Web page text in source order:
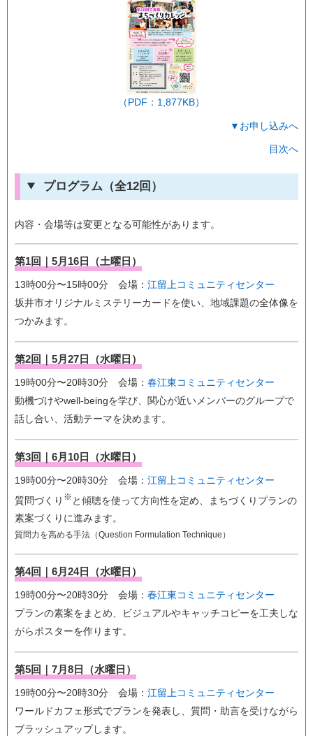
（PDF：1,877KB）
▼お申し込みへ
目次へ
プログラム（全12回）
内容・会場等は変更となる可能性があります。
第1回｜5月16日（土曜日）
13時00分〜15時00分 会場： 江留上コミュニティセンター
坂井市オリジナルミステリーカードを使い、地域課題の全体像を
つかみます。
第2回｜5月27日（水曜日）
19時00分〜20時30分 会場： 春江東コミュニティセンター
動機づけやwell-beingを学び、関心が近いメンバーのグループで
話し合い、活動テーマを決めます。
第3回｜6月10日（水曜日）
19時00分〜20時30分 会場： 江留上コミュニティセンター
質問づくり ※ と傾聴を使って方向性を定め、まちづくりプランの
素案づくりに進みます。
質問力を高める手法（Question Formulation Technique）
第4回｜6月24日（水曜日）
19時00分〜20時30分 会場： 春江東コミュニティセンター
プランの素案をまとめ、ビジュアルやキャッチコピーを工夫しな
がらポスターを作ります。
第5回｜7月8日（水曜日）
19時00分〜20時30分 会場： 江留上コミュニティセンター
ワールドカフェ形式でプランを発表し、質問・助言を受けながら
ブラッシュアップします。